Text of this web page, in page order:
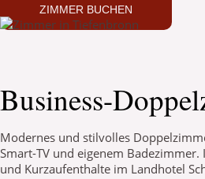
ZIMMER BUCHEN
Business-
Modernes und stilvolles
Smart-TV und eigenem
und Kurzaufenthalte im Landhotel